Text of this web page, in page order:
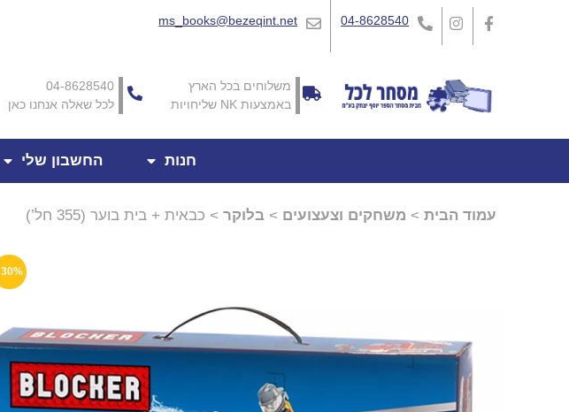
04-8628540
ms_books@bezeqint.net
משלוחים בכל הארץ
באמצעות NK שליחויות
04-8628540
לכל שאלה אנחנו כאן
חנות החשבון שלי
עמוד הבית > משחקים וצעצועים > בלוקר > כבאית + בית בוער (355 חל’)
30% -